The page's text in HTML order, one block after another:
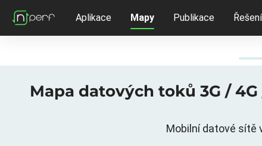
Aplikace Mapy Publikace Řešení
Mapa datových toků 3G /
Mobilní datové sítě